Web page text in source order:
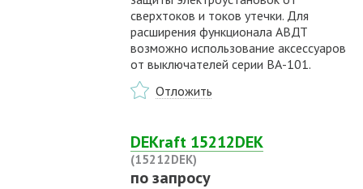
сверхтоков и токов утечки. Для
расширения функционала АВДТ
возможно использование аксессуаров
от выключателей серии ВА-101.
Отложить
DEKraft 15212DEK
(15212DEK)
по запросу